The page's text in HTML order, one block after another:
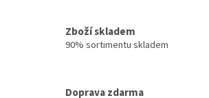
Zboží skladem
90% sortimentu skladem
Doprava zdarma